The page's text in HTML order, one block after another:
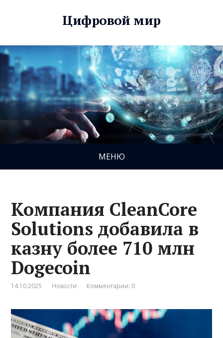
Цифровой мир
МЕНЮ
Компания CleanCore
Solutions добавила в
казну более 710 млн
Dogecoin
14.10.2025 Новости Комментарии: 0